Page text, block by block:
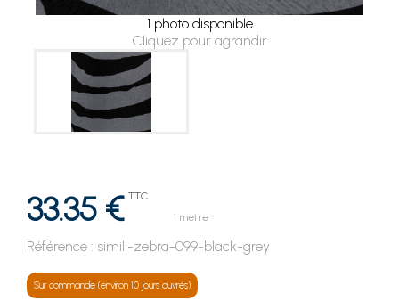
1 photo disponible
Cliquez pour agrandir
33.35 € TTC
1 mètre
Référence : simili-zebra-099-black-grey
Sur commande (environ 10 jours ouvrés)